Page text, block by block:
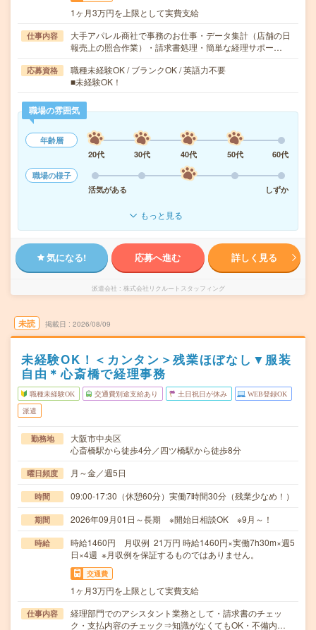
1ヶ月3万円を上限として実費支給
仕事内容
大手アパレル商社で事務のお仕事・データ集計（店舗の日
報売上の照合作業）・請求書処理・簡単な経理サポー…
応募資格
職種未経験OK / ブランクOK / 英語力不要
■未経験OK！
職場の雰囲気
年齢層
20代
30代 40代 50代
60代
職場の様子
活気がある
しずか
もっと見る
気になる! 応募へ進む 詳しく見る
派遣会社 株式会社リクルートスタッフィング
未読 掲載日 2026/08/09
未経験OK！＜カンタン＞残業ほぼなし▼服装
自由＊心斎橋で経理事務
職種未経験OK 交通費別途支給あり 土日祝日が休み WEB登録OK
派遣
勤務地
大阪市中央区
心斎橋駅から徒歩4分／四ツ橋駅から徒歩8分
曜日頻度 月～金／週5日
時間 09:00-17:30（休憩60分）実働7時間30分（残業少なめ！）
期間 2026年09月01日～長期 ※開始日相談OK ※9月～！
時給
時給1460円 月収例 21万円 時給1460円×実働7h30m×週5
日×4週 ※月収例を保証するものではありません。
交通費
1ヶ月3万円を上限として実費支給
仕事内容
経理部門でのアシスタント業務として・請求書のチェッ
ク・支払内容のチェック⇒知識がなくてもOK・不備内…